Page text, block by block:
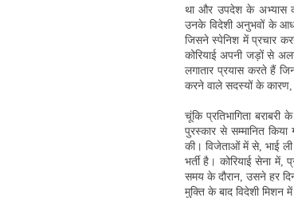
था और उपदेश के अभ्यास की
उनके विदेशी अनुभवों के
जिसने स्पेनिश में प्रचार
कोरियाई अपनी जड़ों से
लगातार प्रयास करते हैं
करने वाले सदस्यों के कारण,
चूंकि प्रतिभागिता
पुरस्कार से सम्मानित
की। विजेताओं में से, भाई
भर्ती है। कोरियाई सेना
समय के दौरान, उसने हर
मुक्ति के बाद विदेशी मिशन